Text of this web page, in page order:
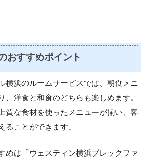
おすすめポイント
横浜のルームサービスでは、朝食メニ
、洋食と和食のどちらも楽しめます。
質な食材を使ったメニューが揃い、客
ることができます。
めは「ウェスティン横浜ブレックファ